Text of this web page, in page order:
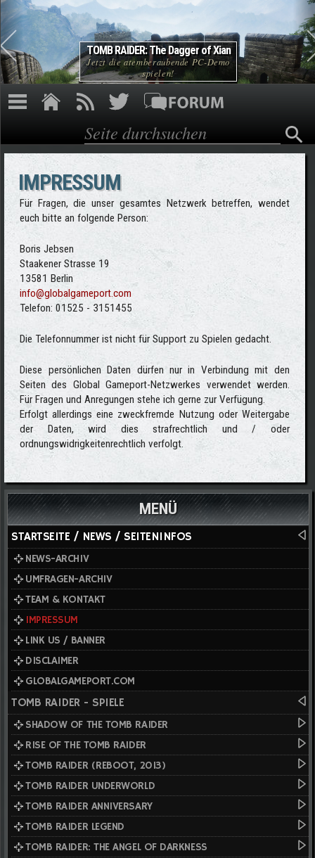
Direkt zum Inhalt
TOMB RAIDER: The Dagger of Xian
Jetzt die atemberaubende PC-Demo
spielen!
Suchformular
Suche
IMPRESSUM
Für Fragen, die unser gesamtes Netzwerk betreffen, wendet
euch bitte an folgende Person:
Boris Jebsen
Staakener Strasse 19
13581 Berlin
info@globalgameport.com
Telefon: 01525 - 3151455
Die Telefonnummer ist nicht für Support zu Spielen gedacht.
Diese persönlichen Daten dürfen nur in Verbindung mit den
Seiten des Global Gameport-Netzwerkes verwendet werden.
Für Fragen und Anregungen stehe ich gerne zur Verfügung.
Erfolgt allerdings eine zweckfremde Nutzung oder Weitergabe
der Daten, wird dies strafrechtlich und / oder
ordnungswidrigkeitenrechtlich verfolgt.
MENÜ
STARTSEITE / NEWS / SEITENINFOS
NEWS-ARCHIV
UMFRAGEN-ARCHIV
TEAM & KONTAKT
IMPRESSUM
LINK US / BANNER
DISCLAIMER
GLOBALGAMEPORT.COM
TOMB RAIDER - SPIELE
SHADOW OF THE TOMB RAIDER
RISE OF THE TOMB RAIDER
TOMB RAIDER (REBOOT, 2013)
TOMB RAIDER UNDERWORLD
TOMB RAIDER ANNIVERSARY
TOMB RAIDER LEGEND
TOMB RAIDER: THE ANGEL OF DARKNESS